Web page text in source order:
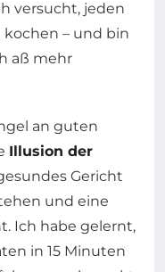
versucht, jeden
– und bin
aß mehr
an guten
Illusion der
Gericht
und eine
Ich habe gelernt,
in 15 Minuten